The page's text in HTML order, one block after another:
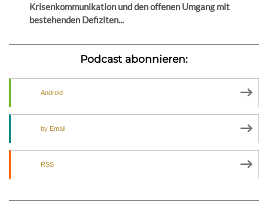
Krisenkommunikation und den offenen Umgang mit
bestehenden Defiziten...
Podcast abonnieren:
Android
by Email
RSS